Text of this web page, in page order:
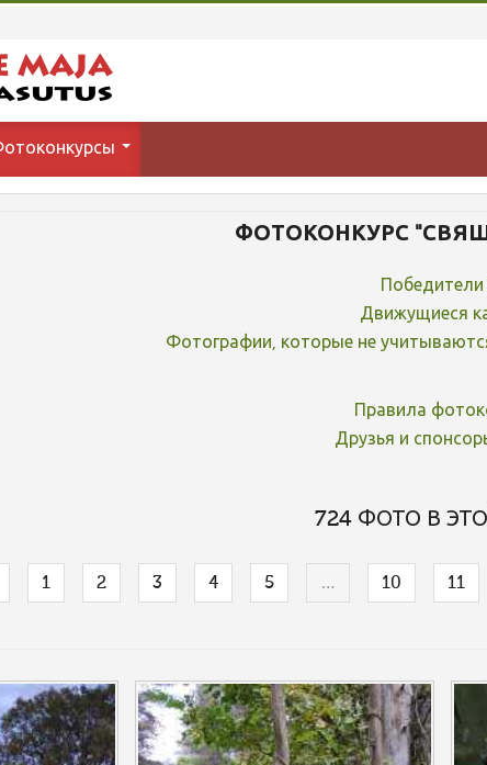
ФОТОКОНКУРС
Движущиеся
Фотографии, которые не
Правила
Друзья и
724 ФОТО В
1 2 3 4 5 … 10 11